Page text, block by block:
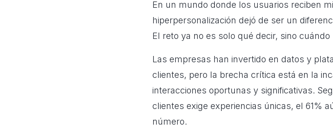
En un mundo donde los usuarios reciben
hiperpersonalización dejó de ser un
El reto ya no es solo qué decir, sino
Las empresas han invertido en datos y
clientes, pero la brecha crítica está en la
interacciones oportunas y significativas.
clientes exige experiencias únicas, el 61%
número.